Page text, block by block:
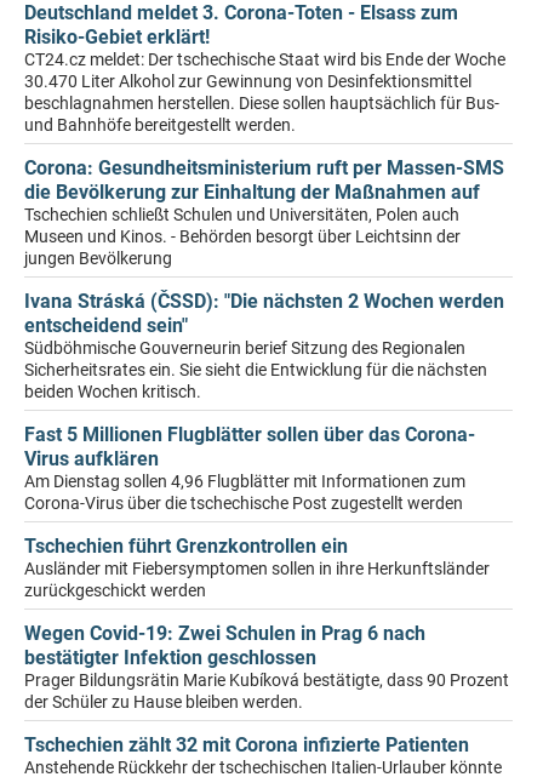
Deutschland meldet 3. Corona-Toten - Elsass zum
Risiko-Gebiet erklärt!
CT24.cz meldet: Der tschechische Staat wird bis Ende der Woche
30.470 Liter Alkohol zur Gewinnung von Desinfektionsmittel
beschlagnahmen herstellen. Diese sollen hauptsächlich für Bus-
und Bahnhöfe bereitgestellt werden.
Corona: Gesundheitsministerium ruft per Massen-SMS
die Bevölkerung zur Einhaltung der Maßnahmen auf
Tschechien schließt Schulen und Universitäten, Polen auch
Museen und Kinos. - Behörden besorgt über Leichtsinn der
jungen Bevölkerung
Ivana Stráská (ČSSD): "Die nächsten 2 Wochen werden
entscheidend sein"
Südböhmische Gouverneurin berief Sitzung des Regionalen
Sicherheitsrates ein. Sie sieht die Entwicklung für die nächsten
beiden Wochen kritisch.
Fast 5 Millionen Flugblätter sollen über das Corona-
Virus aufklären
Am Dienstag sollen 4,96 Flugblätter mit Informationen zum
Corona-Virus über die tschechische Post zugestellt werden
Tschechien führt Grenzkontrollen ein
Ausländer mit Fiebersymptomen sollen in ihre Herkunftsländer
zurückgeschickt werden
Wegen Covid-19: Zwei Schulen in Prag 6 nach
bestätigter Infektion geschlossen
Prager Bildungsrätin Marie Kubíková bestätigte, dass 90 Prozent
der Schüler zu Hause bleiben werden.
Tschechien zählt 32 mit Corona infizierte Patienten
Anstehende Rückkehr der tschechischen Italien-Urlauber könnte